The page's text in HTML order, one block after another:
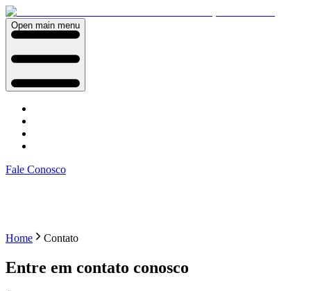
Open main menu
Fale Conosco
Home Contato
Entre em contato conosco